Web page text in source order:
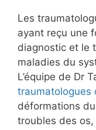
Les
ayant reçu une
diagnostic et le
maladies du
L’équipe de Dr
traumatologues
déformations
troubles des